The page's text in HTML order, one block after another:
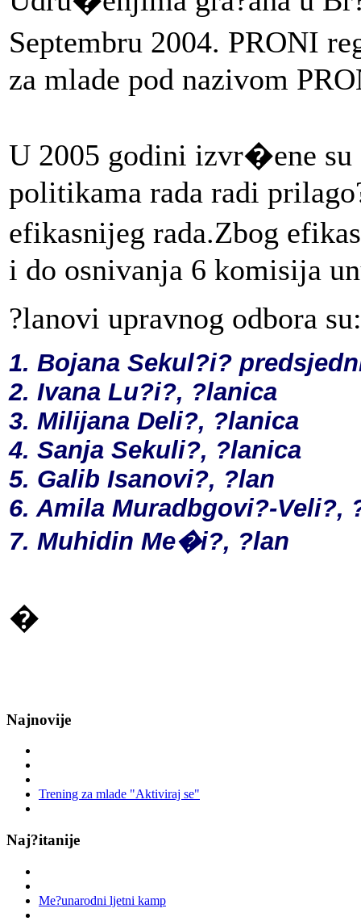
Septembru 2004. PRONI
za mlade pod nazivom
U 2005 godini izvr�ene su
politikama rada radi
efikasnijeg rada.Zbog
i do osnivanja 6 komisija
?lanovi upravnog odbora su:
1. Bojana Sekul?i?
2. Ivana Lu?i?, ?lanica
3. Milijana Deli?, ?lanica
4. Sanja Sekuli?, ?lanica
5. Galib Isanovi?, ?lan
6. Amila Muradbgovi?-Veli?,
7. Muhidin Me�i?, ?lan
�
Najnovije
Trening za mlade "Aktiviraj se"
Naj?itanije
Me?unarodni ljetni kamp